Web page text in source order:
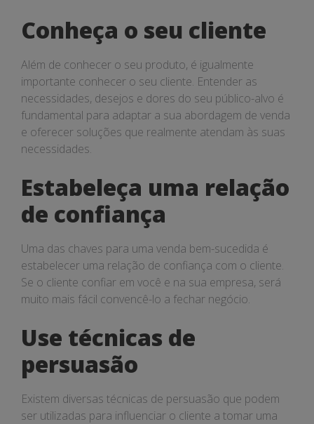
Conheça o seu cliente
Além de conhecer o seu produto, é igualmente
importante conhecer o seu cliente. Entender as
necessidades, desejos e dores do seu público-alvo é
fundamental para adaptar a sua abordagem de venda
e oferecer soluções que realmente atendam às suas
necessidades.
Estabeleça uma relação
de confiança
Uma das chaves para uma venda bem-sucedida é
estabelecer uma relação de confiança com o cliente.
Se o cliente confiar em você e na sua empresa, será
muito mais fácil convencê-lo a fechar negócio.
Use técnicas de
persuasão
Existem diversas técnicas de persuasão que podem
ser utilizadas para influenciar o cliente a tomar uma